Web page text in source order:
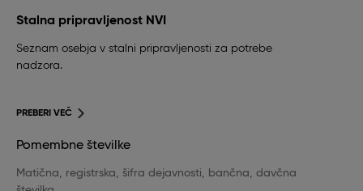
Stalna pripravljenost NVI
Seznam osebja v stalni pripravljenosti za potrebe
nadzora.
PREBERI VEČ
Pomembne številke
Matična, registrska, šifra dejavnosti, bančna, davčna